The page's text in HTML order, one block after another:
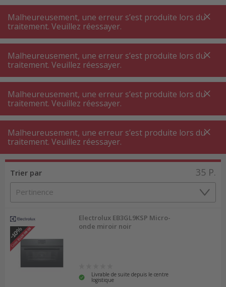
A +++
A+++
A +++
A+++
MyPost
MyPost
MENU RECHERCHE
Micro onde encastrable Micro onde encastrable 55 cm
Micro onde encastrable 55 cm
Filtres de produits
35 P.
Trier par
Electrolux EB3GL9KSP Micro-
onde miroir noir
Livrable de suite depuis le centre
logistique
Malheureusement, une erreur s’est produite lors du
traitement. Veuillez réessayer.
Malheureusement, une erreur s’est produite lors du
traitement. Veuillez réessayer.
Malheureusement, une erreur s’est produite lors du
traitement. Veuillez réessayer.
Malheureusement, une erreur s’est produite lors du
traitement. Veuillez réessayer.